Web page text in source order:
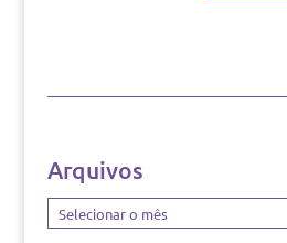
Arquivos
Arquivos